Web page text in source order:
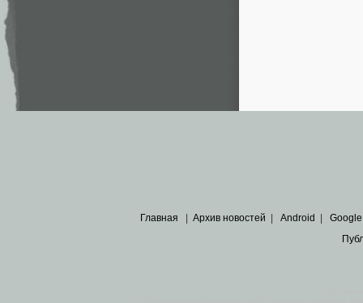
Главная Архив новостей Android Google